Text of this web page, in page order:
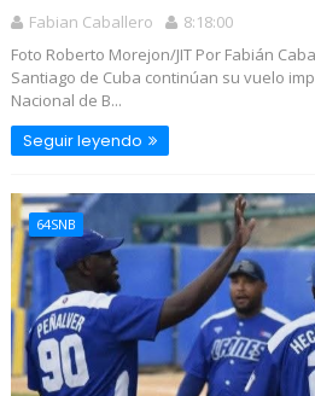
Fabian Caballero
8:18:00
Foto Roberto Morejon/JIT Por Fabián
Santiago de Cuba continúan su vuelo
Nacional de B...
Seguir leyendo
64SNB